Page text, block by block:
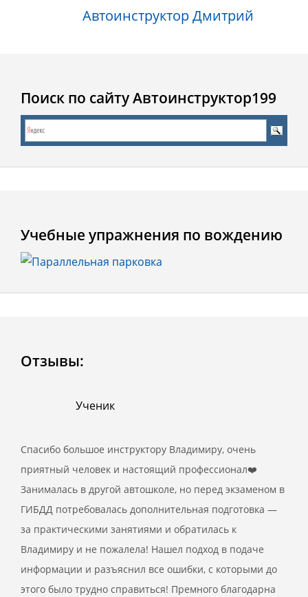
Автоинструктор Дмитрий
Поиск по сайту Автоинструктор199
Учебные упражнения по вождению
Отзывы:
Ученик
Спасибо большое инструктору Владимиру, очень
приятный человек и настоящий профессионал❤️
Занималась в другой автошколе, но перед экзаменом в
ГИБДД потребовалась дополнительная подготовка —
за практическими занятиями и обратилась к
Владимиру и не пожалела! Нашел подход в подаче
информации и разъяснил все ошибки, с которыми до
этого было трудно справиться! Премного благодарна